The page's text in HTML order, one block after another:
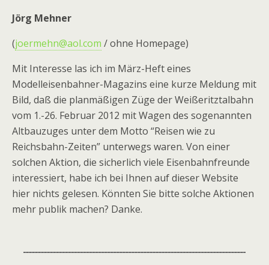
Jörg Mehner
(joermehn@aol.com / ohne Homepage)
Mit Interesse las ich im März-Heft eines
Modelleisenbahner-Magazins eine kurze Meldung mit
Bild, daß die planmäßigen Züge der Weißeritztalbahn
vom 1.-26. Februar 2012 mit Wagen des sogenannten
Altbauzuges unter dem Motto “Reisen wie zu
Reichsbahn-Zeiten” unterwegs waren. Von einer
solchen Aktion, die sicherlich viele Eisenbahnfreunde
interessiert, habe ich bei Ihnen auf dieser Website
hier nichts gelesen. Könnten Sie bitte solche Aktionen
mehr publik machen? Danke.